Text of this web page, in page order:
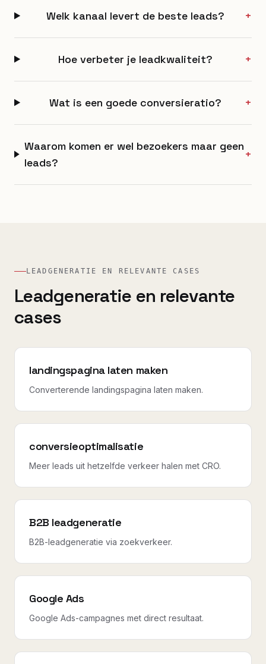
Welk kanaal levert de beste leads? +
Hoe verbeter je leadkwaliteit? +
Wat is een goede conversieratio? +
Waarom komen er wel bezoekers maar geen
leads?
+
LEADGENERATIE EN RELEVANTE CASES
Leadgeneratie en relevante
cases
landingspagina laten maken
Converterende landingspagina laten maken.
conversieoptimalisatie
Meer leads uit hetzelfde verkeer halen met CRO.
B2B leadgeneratie
B2B-leadgeneratie via zoekverkeer.
Google Ads
Google Ads-campagnes met direct resultaat.